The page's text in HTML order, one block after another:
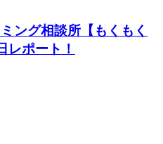
ング相談所【もくもく
レポート！